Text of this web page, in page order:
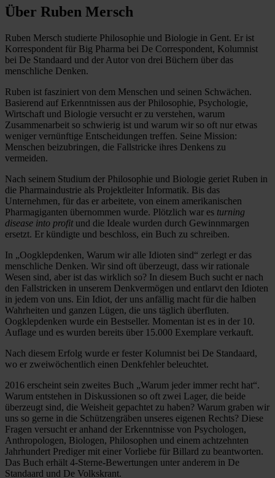
Über Ruben Mersch
Ruben Mersch studierte Philosophie und Biologie in Gent. Er ist
Korrespondent für Big Pharma bei De Correspondent, Kolumnist
bei De Standaard und der Autor von drei Büchern über das
menschliche Denken.
Ruben ist fasziniert von dem Menschen und seinen Schwächen.
Basierend auf Erkenntnissen aus der Philosophie, Psychologie,
Wirtschaft und Biologie versucht er zu verstehen, warum
Zusammenarbeit so schwierig ist und warum wir so oft nur etwas
weniger vernünftige Entscheidungen treffen. Seine Mission:
Menschen beizubringen, die Fallstricke ihres Denkens zu
vermeiden.
Nach seinem Studium der Philosophie und Biologie geriet Ruben in
die Pharmaindustrie als Projektleiter Informatik. Bis das
Unternehmen, für das er arbeitete, von einem amerikanischen
Pharmagiganten übernommen wurde. Plötzlich war es turning
disease into profitund die Ideale wurden durch Gewinnmargen
ersetzt. Er kündigte und beschloss, ein Buch zu schreiben.
In „Oogklepdenken, Warum wir alle Idioten sind“ zerlegt er das
menschliche Denken. Wir sind oft überzeugt, dass wir rationale
Wesen sind, aber ist das wirklich so? In diesem Buch sucht er nach
den Fallstricken in unserem Denkvermögen und entlarvt den Idioten
in jedem von uns. Ein Idiot, der uns anfällig macht für die halben
Wahrheiten und ganzen Lügen, die uns täglich überfluten.
Oogklepdenken wurde ein Bestseller. Momentan ist es in der 10.
Auflage und es wurden bereits über 15.000 Exemplare verkauft.
Nach diesem Erfolg wurde er fester Kolumnist bei De Standaard,
wo er zweiwöchentlich einen Denkfehler beleuchtet.
2016 erscheint sein zweites Buch „Warum jeder immer recht hat“.
Warum entstehen in Diskussionen so oft zwei Lager, die beide
überzeugt sind, die Weisheit gepachtet zu haben? Warum graben wir
uns so gerne in die Schützengräben unseres eigenen Rechts? Diese
Fragen versucht er anhand der Erkenntnisse von Psychologen,
Anthropologen, Biologen, Philosophen und einem achtzehnten
Jahrhundert Prediger mit einer Vorliebe für Billard zu beantworten.
Das Buch erhält 4-Sterne-Bewertungen unter anderem in De
Standaard und De Volkskrant.